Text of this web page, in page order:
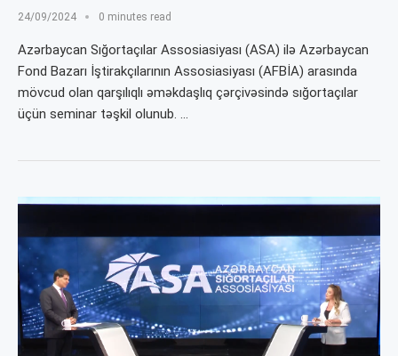
24/09/2024 0 minutes read
Azərbaycan Sığortaçılar Assosiasiyası (ASA) ilə Azərbaycan
Fond Bazarı İştirakçılarının Assosiasiyası (AFBİA) arasında
mövcud olan qarşılıqlı əməkdaşlıq çərçivəsində sığortaçılar
üçün seminar təşkil olunub. …